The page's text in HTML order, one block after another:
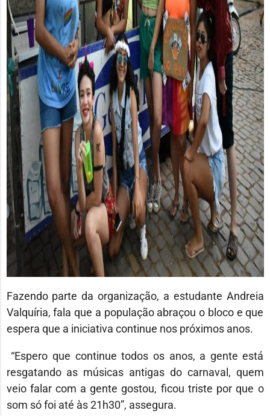
Fazendo parte da organização, a estudante Andreia
Valquíria, fala que a população abraçou o bloco e que
espera que a iniciativa continue nos próximos anos.
“Espero que continue todos os anos, a gente está
resgatando as músicas antigas do carnaval, quem
veio falar com a gente gostou, ficou triste por que o
som só foi até às 21h30”, assegura.